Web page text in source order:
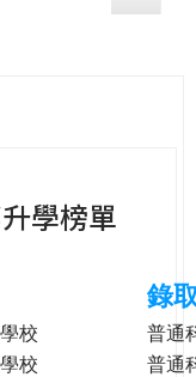
學榜單
錄
校
普通
校
普通